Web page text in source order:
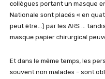
collègues portant un masque
Nationale sont placés « en
peut être…) par les ARS …
masque papier chirurgical
Et dans le même temps, les
souvent non malades – sont